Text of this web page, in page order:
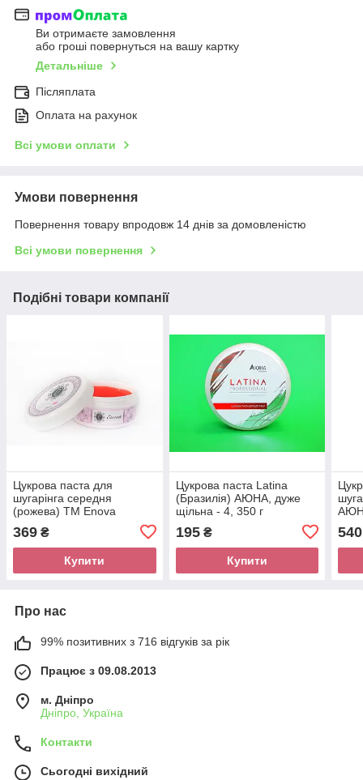
Ви отримаєте замовлення
або гроші повернуться на вашу картку
Детальніше
Післяплата
Оплата на рахунок
Всі умови оплати
Умови повернення
Повернення товару впродовж 14 днів за домовленістю
Всі умови повернення
Подібні товари компанії
Цукрова паста для
шугарінга середня
(рожева) TM Enova
369 ₴
Купити
Цукрова паста Latina
(Бразилія) АЮНА, дуже
щільна - 4, 350 г
195₴
Купити
540
Про нас
99% позитивних з 716 відгуків за рік
Працює з 09.08.2013
м. Дніпро
Дніпро, Україна
Контакти
Сьогодні вихідний